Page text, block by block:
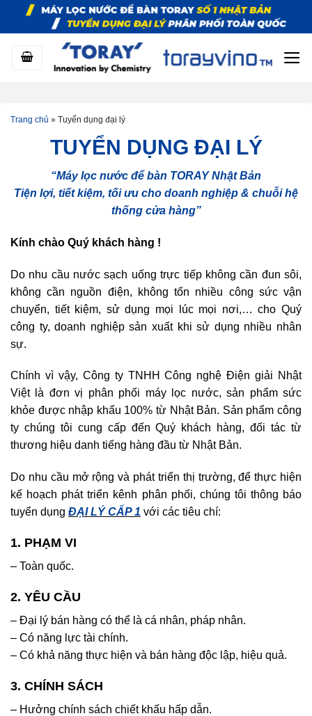
dung
Trang chủ » Tuyển dụng đại lý
TUYỂN DỤNG ĐẠI LÝ
“Máy lọc nước để bàn TORAY Nhật Bản
Tiện lợi, tiết kiệm, tối ưu cho doanh nghiệp & chuỗi hệ
thống cửa hàng”
Kính chào Quý khách hàng !
Do nhu cầu nước sạch uống trực tiếp không cần đun sôi,
không cần nguồn điện, không tốn nhiều công sức vận
chuyển, tiết kiệm, sử dụng mọi lúc mọi nơi,… cho Quý
công ty, doanh nghiệp sản xuất khi sử dụng nhiều nhân
sự.
Chính vì vậy, Công ty TNHH Công nghệ Điện giải Nhật
Việt là đơn vị phân phối máy lọc nước, sản phẩm sức
khỏe được nhập khẩu 100% từ Nhật Bản. Sản phẩm công
ty chúng tôi cung cấp đến Quý khách hàng, đối tác từ
thương hiệu danh tiếng hàng đầu từ Nhật Bản.
Do nhu cầu mở rộng và phát triển thị trường, để thực hiện
kế hoạch phát triển kênh phân phối, chúng tôi thông báo
tuyển dụng ĐẠI LÝ CẤP 1 với các tiêu chí:
1. PHẠM VI
– Toàn quốc.
2. YÊU CẦU
– Đại lý bán hàng có thể là cá nhân, pháp nhân.
– Có năng lực tài chính.
– Có khả năng thực hiện và bán hàng độc lập, hiệu quả.
3. CHÍNH SÁCH
– Hưởng chính sách chiết khấu hấp dẫn.